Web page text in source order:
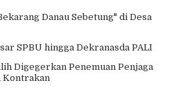
Danau Sebetung" di Desa
SPBU hingga Dekranasda PALI
Digegerkan Penemuan Penjaga
Kontrakan